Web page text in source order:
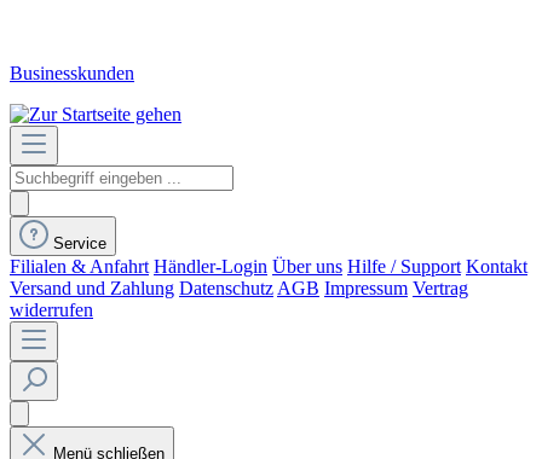
Businesskunden
Service
Filialen & Anfahrt Händler-Login Über uns Hilfe / Support Kontakt
Versand und Zahlung Datenschutz AGB Impressum Vertrag
widerrufen
Menü schließen